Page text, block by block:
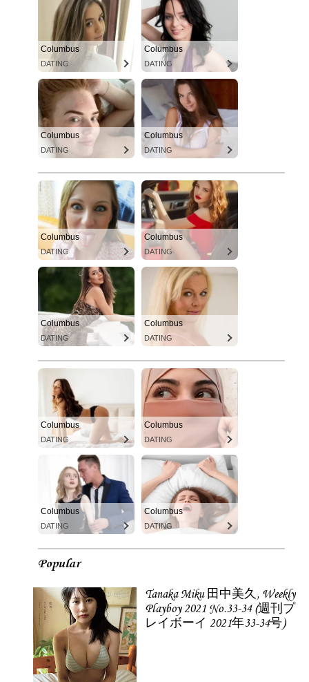
Columbus
DATING
Columbus
DATING
Columbus
DATING
Columbus
DATING
Columbus
DATING
Columbus
DATING
Columbus
DATING
Columbus
DATING
Columbus
DATING
Columbus
DATING
Columbus
DATING
Columbus
DATING
Popular
Tanaka Miku 田中美久, Weekly
Playboy 2021 No.33-34 (週刊プ
レイボーイ 2021年33-34号)